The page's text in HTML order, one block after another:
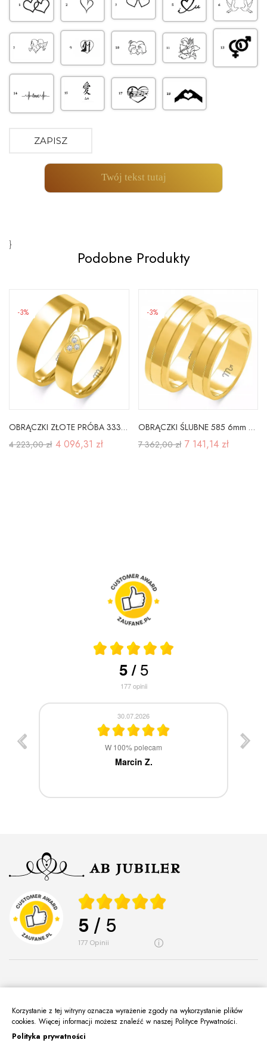
ZAPISZ
Twój tekst tutaj
}
Podobne Produkty
-3%
OBRĄCZKI ZŁOTE PRÓBA 333 SERCA CYRKONIA SOCZEWKA
4 223,00 zł 4 096,31 zł
-3%
OBRĄCZKI ŚLUBNE 585 6mm ŻÓŁTE ZŁOTO PŁASKIE A-205
7 362,00 zł 7 141,14 zł
5/5
177opinii
30.07.2026
W 100% polecam
Marcin Z.
5 / 5
177 opinii
O Nas
Korzystanie z tej witryny oznacza wyrażenie zgody na wykorzystanie plików
cookies. Więcej informacji możesz znaleźć w naszej Polityce Prywatności.
Polityka prywatności